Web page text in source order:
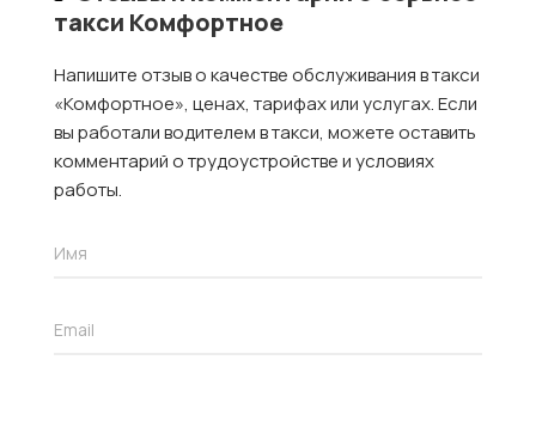
такси Комфортное
Напишите отзыв о качестве обслуживания в такси
«Комфортное», ценах, тарифах или услугах. Если
вы работали водителем в такси, можете оставить
комментарий о трудоустройстве и условиях
работы.